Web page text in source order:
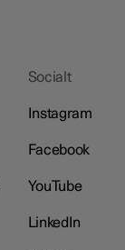
Socialt
Instagram
Facebook
YouTube
LinkedIn